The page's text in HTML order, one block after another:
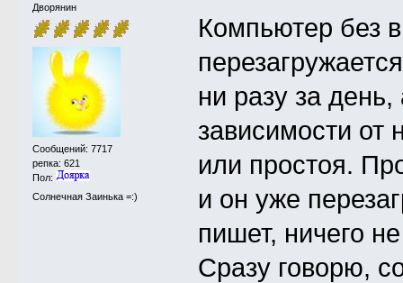
Дворянин
Сообщений: 7717
репка: 621
Пол:
Солнечная Заинька =:)
Компьютер без
ни разу за
зависимости от
или простоя.
и он уже
пишет, ничего
Сразу говорю,